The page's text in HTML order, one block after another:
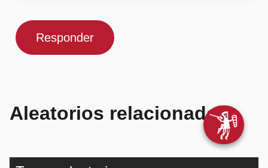
Responder
Aleatorios relacionados